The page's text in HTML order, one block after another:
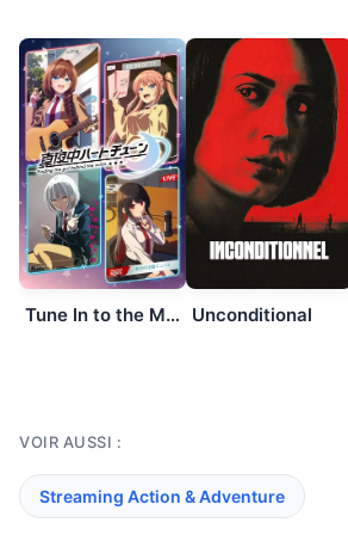
Tune In to the Midnight Heart Unconditional
VOIR AUSSI :
Streaming Action & Adventure